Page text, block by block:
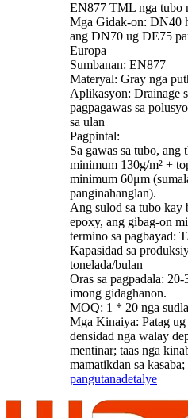
EN877 TML nga tubo
Mga Gidak-on: DN40
ang DN70 ug DE75
Europa
Sumbanan: EN877
Materyal: Gray nga
Aplikasyon: Drainage
pagpagawas sa
sa ulan
Pagpintal:
Sa gawas sa tubo, ang
minimum 130g/m² +
minimum 60μm
panginahanglan).
Ang sulod sa tubo kay
epoxy, ang gibag-on
termino sa pagbayad:
Kapasidad sa
tonelada/bulan
Oras sa pagpadala:
imong gidaghanon.
MOQ: 1 * 20 nga
Mga Kinaiya: Patag
densidad nga walay
mentinar; taas nga
mamatikdan sa
pangutanadetalye